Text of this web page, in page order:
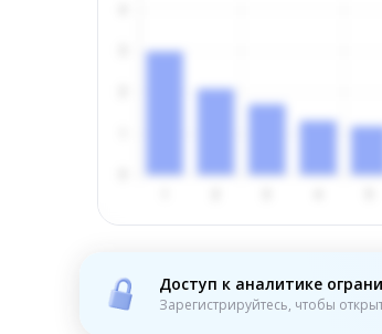
Доступ к аналитике
Зарегистрируйтесь, чтобы